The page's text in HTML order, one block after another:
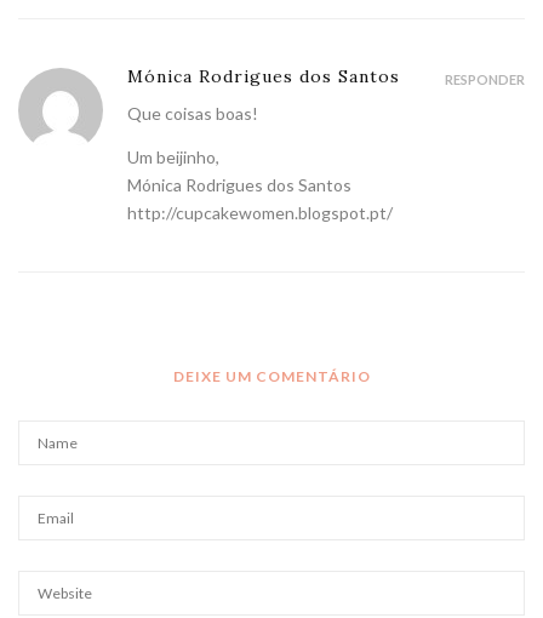
Mónica Rodrigues dos Santos
Que coisas boas!
Um beijinho,
Mónica Rodrigues dos Santos
http://cupcakewomen.blogspot.pt/
RESPONDER
DEIXE UM COMENTÁRIO